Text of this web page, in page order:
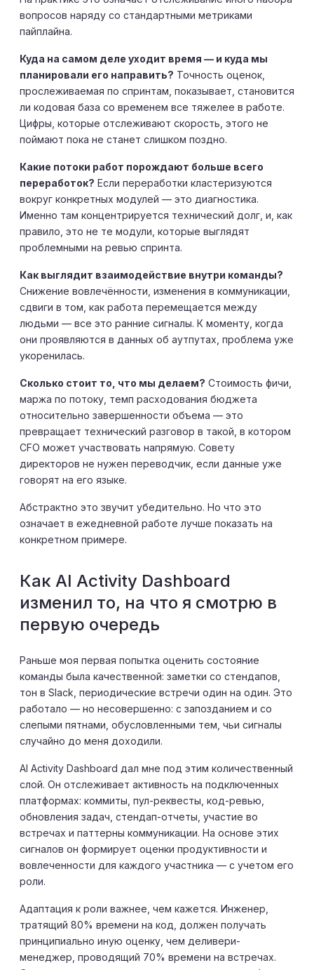
вопросов наряду со стандартными метриками
пайплайна.
Куда на самом деле уходит время — и куда мы
планировали его направить? Точность оценок,
прослеживаемая по спринтам, показывает, становится
ли кодовая база со временем все тяжелее в работе.
Цифры, которые отслеживают скорость, этого не
поймают пока не станет слишком поздно.
Какие потоки работ порождают больше всего
переработок? Если переработки кластеризуются
вокруг конкретных модулей — это диагностика.
Именно там концентрируется технический долг, и, как
правило, это не те модули, которые выглядят
проблемными на ревью спринта.
Как выглядит взаимодействие внутри команды?
Снижение вовлечённости, изменения в коммуникации,
сдвиги в том, как работа перемещается между
людьми — все это ранние сигналы. К моменту, когда
они проявляются в данных об аутпутах, проблема уже
укоренилась.
Сколько стоит то, что мы делаем? Стоимость фичи,
маржа по потоку, темп расходования бюджета
относительно завершенности объема — это
превращает технический разговор в такой, в котором
CFO может участвовать напрямую. Совету
директоров не нужен переводчик, если данные уже
говорят на его языке.
Абстрактно это звучит убедительно. Но что это
означает в ежедневной работе лучше показать на
конкретном примере.
Как AI Activity Dashboard
изменил то, на что я смотрю в
первую очередь
Раньше моя первая попытка оценить состояние
команды была качественной: заметки со стендапов,
тон в Slack, периодические встречи один на один. Это
работало — но несовершенно: с запозданием и со
слепыми пятнами, обусловленными тем, чьи сигналы
случайно до меня доходили.
AI Activity Dashboard дал мне под этим количественный
слой. Он отслеживает активность на подключенных
платформах: коммиты, пул-реквесты, код-ревью,
обновления задач, стендап-отчеты, участие во
встречах и паттерны коммуникации. На основе этих
сигналов он формирует оценки продуктивности и
вовлеченности для каждого участника — с учетом его
роли.
Адаптация к роли важнее, чем кажется. Инженер,
тратящий 80% времени на код, должен получать
принципиально иную оценку, чем деливери-
менеджер, проводящий 70% времени на встречах.